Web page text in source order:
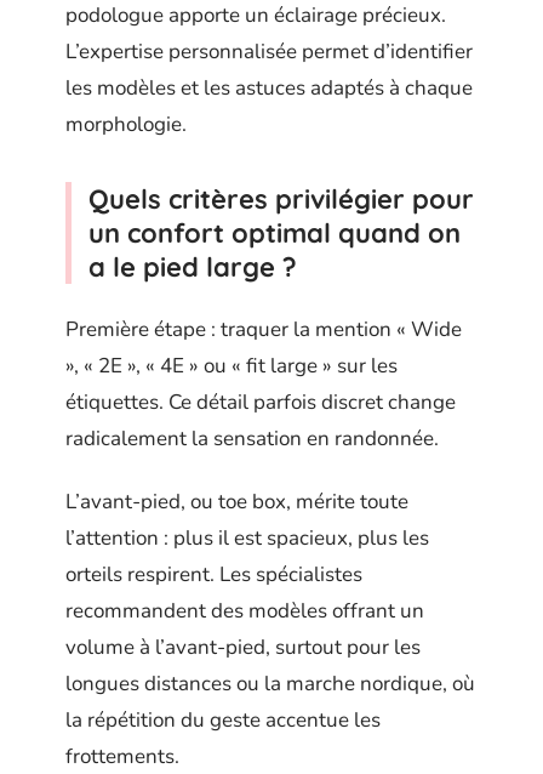
podologue apporte un éclairage précieux.
L’expertise personnalisée permet d’identifier
les modèles et les astuces adaptés à chaque
morphologie.
Quels critères privilégier pour
un confort optimal quand on
a le pied large ?
Première étape : traquer la mention « Wide
», « 2E », « 4E » ou « fit large » sur les
étiquettes. Ce détail parfois discret change
radicalement la sensation en randonnée.
L’avant-pied, ou toe box, mérite toute
l’attention : plus il est spacieux, plus les
orteils respirent. Les spécialistes
recommandent des modèles offrant un
volume à l’avant-pied, surtout pour les
longues distances ou la marche nordique, où
la répétition du geste accentue les
frottements.